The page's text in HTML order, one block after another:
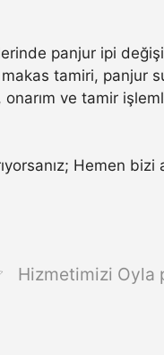
panjur ipi
tamiri, panjur
onarım ve tamir
Hemen bizi
Hizmetimizi Oyla